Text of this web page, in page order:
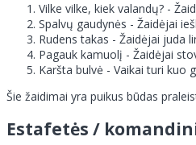
Vilke vilke, kiek valandų? -
Spalvų gaudynės - Žaidėjai
Rudens takas - Žaidėjai juda
Pagauk kamuolį - Žaidėjai
Karšta bulvė - Vaikai turi kuo
Šie žaidimai yra puikus būdas
Estafetės /